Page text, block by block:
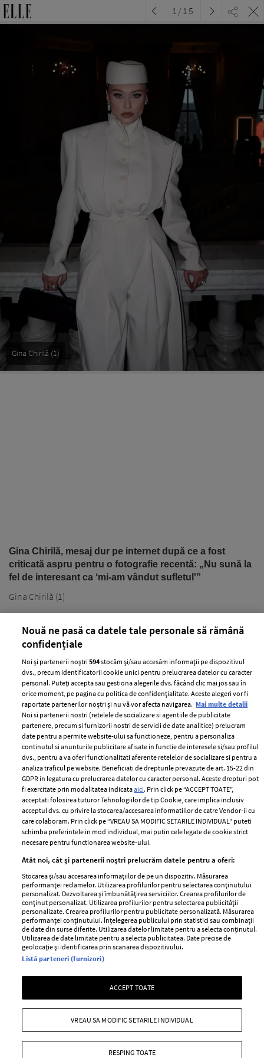
Gina Chirilă (1)
Gina Chirilă, mesaj dur pe internet după ce a fost
criticată aspru pentru o fotografie recentă: „Nu sună la
fel de interesant ca ‘mi-am vândut sufletul'”
Gina Chirilă (1)
1 /15
PARTENERI
Unul dintre cele mai folosite
aeroporturi din Europa își
închide complet porțile timp
de trei luni. Milioane de
pasageri, afectați
Un vecin instruit poate salva o
viață. Vezi despre ce e vorba
Intră în culisele noii colecții
Vara care te schimbă: cum
transformi fiecare amintire
într-o poveste pe care o porți
Nouă ne pasă ca datele tale personale să rămână
confidențiale
Noi și partenerii noștri594stocăm și/sau accesăm informații pe dispozitivul
dvs., precum identificatorii cookie unici pentru prelucrarea datelor cu caracter
personal. Puteți accepta sau gestiona alegerile dvs. făcând clic mai jos sau în
orice moment, pe pagina cu politica de confidențialitate. Aceste alegeri vor fi
raportate partenerilor noștri și nu vă vor afecta navigarea. Mai multe detalii
Noi si partenerii nostri (retelele de socializare si agentiile de publicitate
partenere, precum si furnizorii nostri de servicii de date analitice) prelucram
date pentru a permite website-ului sa functioneze, pentru a personaliza
continutul si anunturile publicitare afisate in functie de interesele si/sau profilul
dvs., pentru a va oferi functionalitati aferente retelelor de socializare si pentru a
analiza traficul pe website. Beneficiati de drepturile prevazute de art. 15-22 din
GDPR in legatura cu prelucrarea datelor cu caracter personal. Aceste drepturi pot
fi exercitate prin modalitatea indicataaici. Prin click pe “ACCEPT TOATE”,
acceptati folosirea tuturor Tehnologiilor de tip Cookie, care implica inclusiv
acceptul dvs. cu privire la stocarea/accesarea informatiilor de catre Vendor-ii cu
care colaboram. Prin click pe “VREAU SA MODIFIC SETARILE INDIVIDUAL” puteti
schimba preferintele in mod individual, mai putin cele legate de cookie strict
necesare pentru functionarea website-ului.
Atât noi, cât și partenerii noștri prelucrăm datele pentru a oferi:
Stocarea și/sau accesarea informațiilor de pe un dispozitiv. Măsurarea
performanței reclamelor. Utilizarea profilurilor pentru selectarea conținutului
personalizat. Dezvoltarea și îmbunătățirea serviciilor. Crearea profilurilor de
conținut personalizat. Utilizarea profilurilor pentru selectarea publicității
personalizate. Crearea profilurilor pentru publicitate personalizată. Măsurarea
performanței conținutului. Înțelegerea publicului prin statistici sau combinații
de date din surse diferite. Utilizarea datelor limitate pentru a selecta conținutul.
Utilizarea de date limitate pentru a selecta publicitatea. Date precise de
geolocație și identificarea prin scanarea dispozitivului.
Listă parteneri (furnizori)
ACCEPT TOATE
RESPING TOATE
VREAU SA MODIFIC SETARILE INDIVIDUAL